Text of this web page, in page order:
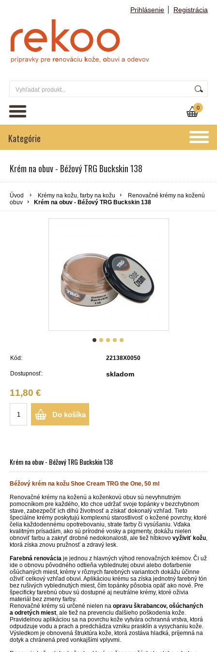
Prihlásenie Registrácia
0
Kategórie
Krém na obuv - Béžový TRG Buckskin 138
Úvod Krémy na kožu, farby na kožu
Renovačné krémy na koženú
obuv
Krém na obuv - Béžový TRG Buckskin 138
Kód: 22138X0050
Dostupnosť: skladom
11,80 €
Do košíka
Krém na obuv - Béžový TRG Buckskin 138
Béžový krém na kožu Shoe Cream TRG the One, 50 ml
Renovačné krémy na koženú a koženkovú obuv sú nevyhnutným
pomocníkom pre každého, kto chce udržať svoje topánky v bezchybnom
stave, zabezpečiť ich dlhú životnosť a získať dokonalý vzhľad. Tieto
špeciálne krémy poskytujú komplexnú starostlivosť o kožené povrchy, ktoré
čelia každodennému opotrebovaniu, strate farby či vysúšaniu. Vďaka
kvalitným prísadám, ako sú prírodné vosky a pigmenty, dokážu nielen
obnoviť farbu a zakryť drobné nedokonalosti, ale tiež hĺbkovo vyživiť kožu,
ktorá získa znovu pružnosť a zdravý lesk.
Farebná renovácia je jednou z hlavných výhod renovačných krémov. Či už
ide o obnovu pôvodného odtieňa vyblednutej obuvi alebo dofarbenie
ošúchaných miest, krémy v rôznych farebných variantoch dokážu účinne
oživiť celkový vzhľad obuvi. Aplikáciou krému sa získa jednotný farebný tón
bez rušivých vyblednutých miest, čím topánky pôsobia opäť ako nové. Pre
špecificky farebnú obuv sú dostupné aj neutrálne krémy, ktoré oživia
materiál bez zmeny farby.
Renovačné krémy sú určené nielen na opravu škrabancov, ošúchaných
a odretých miest, ale tiež na prevenciu ďalšieho poškodenia kože.
Pravidelnou aplikáciou sa na povrchu kože vytvára ochranná vrstva, ktorá
odpudzuje vodu a prach a predchádza vzniku prasklín a vysychaniu kože.
Výsledkom je obnovená štruktúra kože, ktorá zostáva hladká, príjemná na
dotyk a chránená pred vonkajšími vplyvmi.